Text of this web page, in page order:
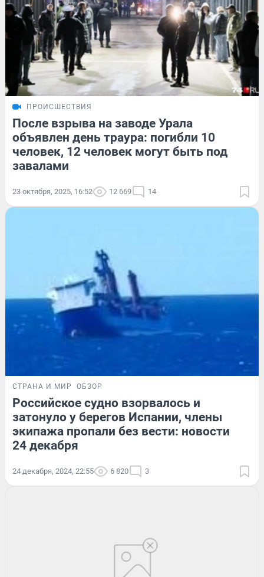
ПРОИСШЕСТВИЯ
После взрыва на заводе Урала
объявлен день траура: погибли 10
человек, 12 человек могут быть под
завалами
23 октября, 2025, 16:52 12 669 14
СТРАНА И МИР ОБЗОР
Российское судно взорвалось и
затонуло у берегов Испании, члены
экипажа пропали без вести: новости
24 декабря
24 декабря, 2024, 22:55 6 820 3